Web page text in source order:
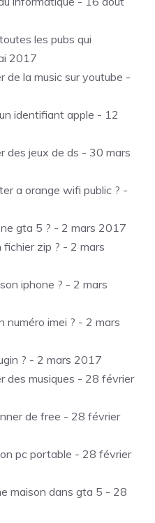
les pubs qui
2017
de la music sur youtube -
identifiant apple - 12
des jeux de ds - 30 mars
a orange wifi public ? -
gta 5 ? - 2 mars 2017
zip ? - 2 mars
iphone ? - 2 mars
numéro imei ? - 2 mars
? - 2 mars 2017
des musiques - 28 février
de free - 28 février
pc portable - 28 février
maison dans gta 5 - 28